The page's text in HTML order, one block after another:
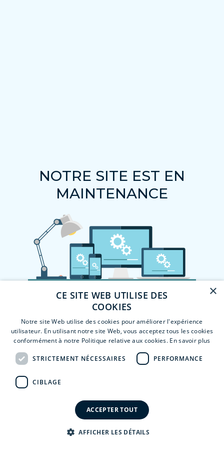
NOTRE SITE EST EN
MAINTENANCE
×
CE SITE WEB UTILISE DES
COOKIES
Notre site Web utilise des cookies pour améliorer l'expérience
utilisateur. En utilisant notre site Web, vous acceptez tous les cookies
conformément à notre Politique relative aux cookies. En savoir plus
STRICTEMENT NÉCESSAIRES PERFORMANCE
CIBLAGE
ACCEPTER TOUT
AFFICHER LES DÉTAILS